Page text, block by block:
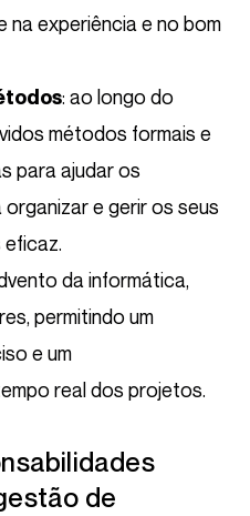
na experiência e no bom
: ao longo do
métodos formais e
para ajudar os
e gerir os seus
da informática,
permitindo um
e um
real dos projetos.
de